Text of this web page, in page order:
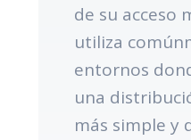
de su acceso
utiliza
entornos
una
más simple y